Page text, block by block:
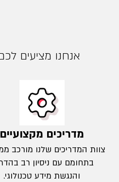
אנחנו מציעים
מדריכים מקצועיים
צוות המדריכים שלנו מורכב
בתחומם עם ניסיון רב
והנגשת מידע טכנולוגי.